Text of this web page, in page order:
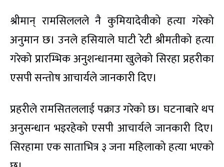
श्रीमान् रामसिललले नै कुमियादेवीको हत्या गरेको
अनुमान छ। उनले हसियाले घाटी रेटी श्रीमतीको हत्या
गरेको प्रारम्भिक अनुशन्धानमा खुलेको सिरहा प्रहरीका
एसपी सन्तोष आचार्यले जानकारी दिए।
प्रहरीले रामसितललाई पक्राउ गरेको छ। घटनाबारे थप
अनुसन्धान भइरहेको एसपी आचार्यले जानकारी दिए।
सिरहामा एक साताभित्र ३ जना महिलाको हत्या भएको